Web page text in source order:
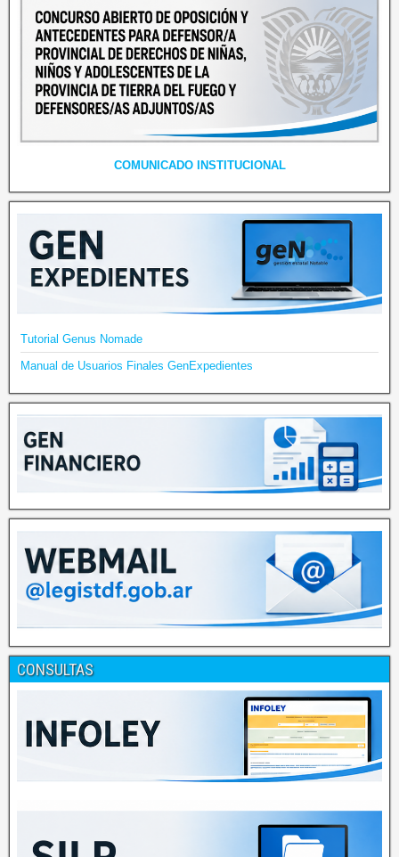
COMUNICADO INSTITUCIONAL
Tutorial Genus Nomade
Manual de Usuarios Finales GenExpedientes
CONSULTAS